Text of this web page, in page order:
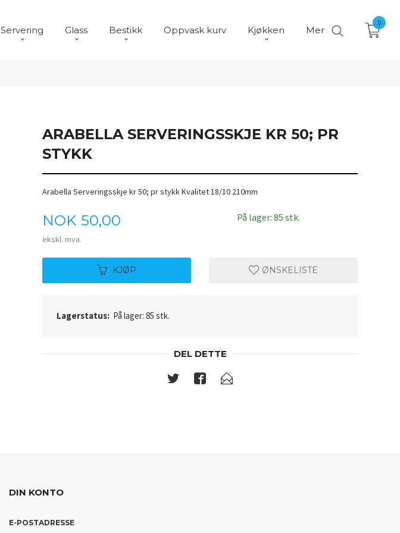
Servering Glass Bestikk Oppvask kurv Kjøkken Mer
0
ARABELLA SERVERINGSSKJE KR 50; PR
STYKK
Arabella Serveringsskje kr 50; pr stykk Kvalitet 18/10 210mm
Pris
NOK 50,00
ekskl. mva.
På lager: 85 stk.
KJØP ØNSKELISTE
Lagerstatus: På lager: 85 stk.
DEL DETTE
DIN KONTO
E-POSTADRESSE